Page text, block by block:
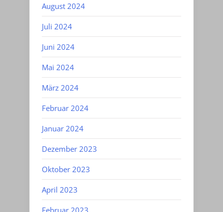
August 2024
Juli 2024
Juni 2024
Mai 2024
März 2024
Februar 2024
Januar 2024
Dezember 2023
Oktober 2023
April 2023
Februar 2023